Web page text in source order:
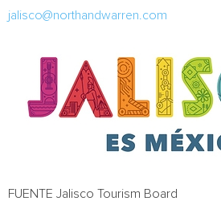
jalisco@northandwarren.com
FUENTE Jalisco Tourism Board